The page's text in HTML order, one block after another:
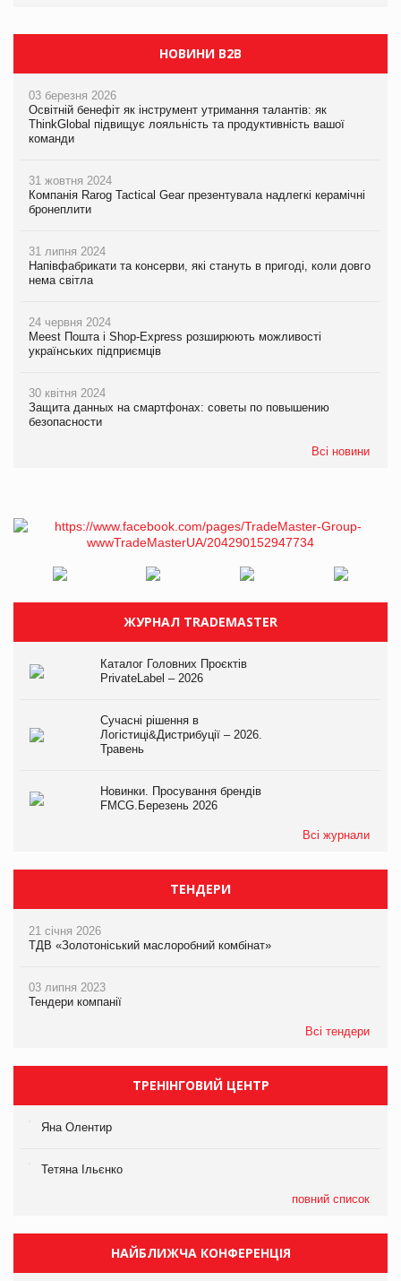
НОВИНИ B2B
03 березня 2026
Освітній бенефіт як інструмент утримання талантів: як
ThinkGlobal підвищує лояльність та продуктивність вашої
команди
31 жовтня 2024
Компанія Rarog Tactical Gear презентувала надлегкі керамічні
бронеплити
31 липня 2024
Напівфабрикати та консерви, які стануть в пригоді, коли довго
нема світла
24 червня 2024
Meest Пошта і Shop-Express розширюють можливості
українських підприємців
30 квітня 2024
Защита данных на смартфонах: советы по повышению
безопасности
Всі новини
ЖУРНАЛ TRADEMASTER
Каталог Головних Проєктів
PrivateLabel – 2026
Сучасні рішення в
Логістиці&Дистрибуції – 2026.
Травень
Новинки. Просування брендів
FMCG.Березень 2026
Всі журнали
ТЕНДЕРИ
21 січня 2026
ТДВ «Золотоніський маслоробний комбінат»
03 липня 2023
Тендери компанії
Всі тендери
ТРЕНІНГОВИЙ ЦЕНТР
Яна Олентир
Тетяна Ільєнко
повний список
НАЙБЛИЖЧА КОНФЕРЕНЦІЯ